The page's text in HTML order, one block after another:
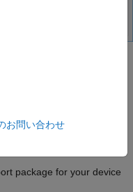
package for your device
お問い合わせ